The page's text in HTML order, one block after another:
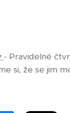
- Pravidelné
si, že se jim